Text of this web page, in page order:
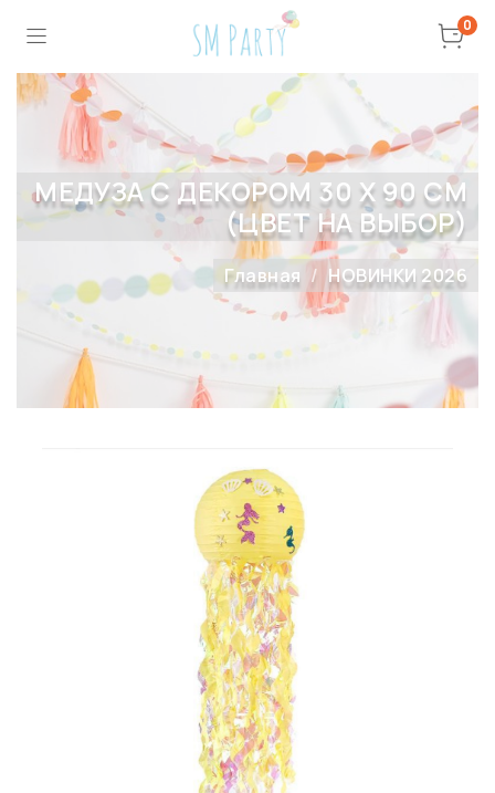
0
МЕДУЗА С ДЕКОРОМ 30 Х 90 СМ
(ЦВЕТ НА ВЫБОР)
Главная НОВИНКИ 2026